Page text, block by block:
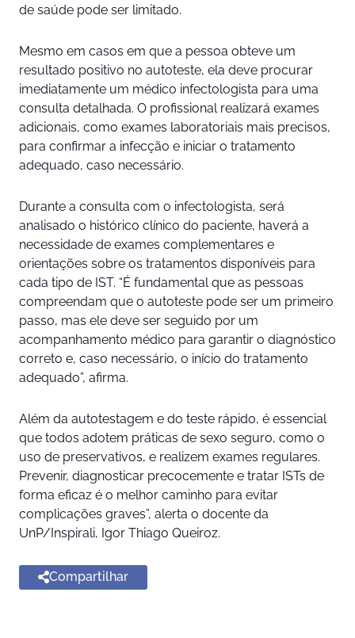
de saúde pode ser limitado.
Mesmo em casos em que a pessoa obteve um
resultado positivo no autoteste, ela deve procurar
imediatamente um médico infectologista para uma
consulta detalhada. O profissional realizará exames
adicionais, como exames laboratoriais mais precisos,
para confirmar a infecção e iniciar o tratamento
adequado, caso necessário.
Durante a consulta com o infectologista, será
analisado o histórico clínico do paciente, haverá a
necessidade de exames complementares e
orientações sobre os tratamentos disponíveis para
cada tipo de IST. “É fundamental que as pessoas
compreendam que o autoteste pode ser um primeiro
passo, mas ele deve ser seguido por um
acompanhamento médico para garantir o diagnóstico
correto e, caso necessário, o início do tratamento
adequado”, afirma.
Além da autotestagem e do teste rápido, é essencial
que todos adotem práticas de sexo seguro, como o
uso de preservativos, e realizem exames regulares.
Prevenir, diagnosticar precocemente e tratar ISTs de
forma eficaz é o melhor caminho para evitar
complicações graves”, alerta o docente da
UnP/Inspirali, Igor Thiago Queiroz.
Compartilhar